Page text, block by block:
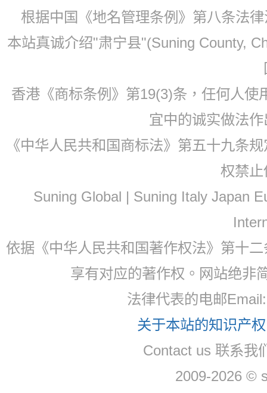
根据中国《地名管理条例》第八条法
本站真诚介绍"肃宁县"(Suning County,
香港《商标条例》第19(3)条，任何人
宜中的诚实做法
《中华人民共和国商标法》第五十九条
权禁
Suning Global | Suning Italy Japan
依据《中华人民共和国著作权法》第十
享有对应的著作权。网站绝非
法律代表的电邮
关于本站的知识产
Contact us 联系我
2009-2026 ©